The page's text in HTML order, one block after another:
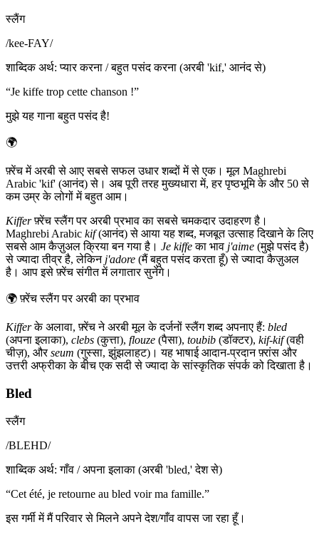
स्लैंग
/kee-FAY/
शाब्दिक अर्थ: प्यार करना / बहुत पसंद करना (अरबी 'kif,' आनंद से)
“Je kiffe trop cette chanson !”
मुझे यह गाना बहुत पसंद है!
🌍
फ़्रेंच में अरबी से आए सबसे सफल उधार शब्दों में से एक। मूल Maghrebi
Arabic 'kif' (आनंद) से। अब पूरी तरह मुख्यधारा में, हर पृष्ठभूमि के और 50 से
कम उम्र के लोगों में बहुत आम।
Kifferफ़्रेंच स्लैंग पर अरबी प्रभाव का सबसे चमकदार उदाहरण है।
Maghrebi Arabic kif(आनंद) से आया यह शब्द, मजबूत उत्साह दिखाने के लिए
सबसे आम कैज़ुअल क्रिया बन गया है। Je kiffeका भाव j'aime (मुझे पसंद है)
से ज्यादा तीव्र है, लेकिन j'adore (मैं बहुत पसंद करता हूँ) से ज्यादा कैज़ुअल
है। आप इसे फ़्रेंच संगीत में लगातार सुनेंगे।
🌍 फ़्रेंच स्लैंग पर अरबी का प्रभाव
Kifferके अलावा, फ़्रेंच ने अरबी मूल के दर्जनों स्लैंग शब्द अपनाए हैं: bled
(अपना इलाका), clebs (कुत्ता), flouze (पैसा), toubib (डॉक्टर), kif-kif(वही
चीज़), औरseum (गुस्सा, झुंझलाहट)। यह भाषाई आदान-प्रदान फ़्रांस और
उत्तरी अफ्रीका के बीच एक सदी से ज्यादा के सांस्कृतिक संपर्क को दिखाता है।
Bled
स्लैंग
/BLEHD/
शाब्दिक अर्थ: गाँव / अपना इलाका (अरबी 'bled,' देश से)
“Cet été, je retourne au bled voir ma famille.”
इस गर्मी में मैं परिवार से मिलने अपने देश/गाँव वापस जा रहा हूँ।